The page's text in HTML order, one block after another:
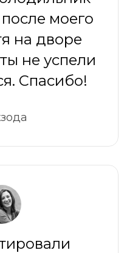
моего
на дворе
не успели
Спасибо!